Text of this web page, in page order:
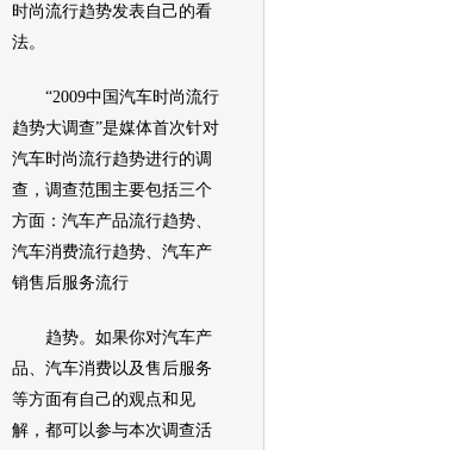
时尚流行趋势发表自己的看
法。
“2009中国 汽车时尚流行
趋势大调查”是媒体首次针对
汽车时尚流行趋势进行的调
查，调查范围主要包括三个
方面： 汽车产品流行趋势、
汽车消费流行趋势、 汽车产
销售后服务流行
趋势。如果你对汽车产
品、 汽车消费以及售后服务
等方面有自己的观点和见
解，都可以参与本次调查活